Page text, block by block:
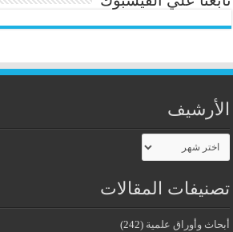
الأرشيف
الأرشيف
تصنيفات المقالات
أبحاث وأوراق علمية (242)